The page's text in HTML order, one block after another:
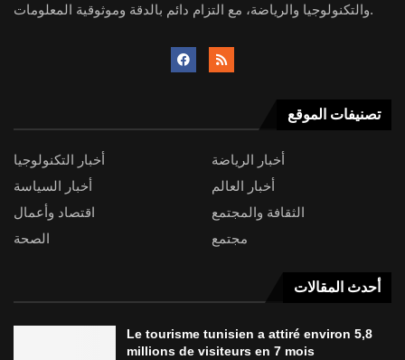
والتكنولوجيا والرياضة، مع التزام دائم بالدقة وموثوقية المعلومات.
تصنيفات الموقع
أخبار التكنولوجيا
أخبار الرياضة
أخبار السياسة
أخبار العالم
اقتصاد وأعمال
الثقافة والمجتمع
الصحة
مجتمع
أحدث المقالات
Le tourisme tunisien a attiré environ 5,8
millions de visiteurs en 7 mois